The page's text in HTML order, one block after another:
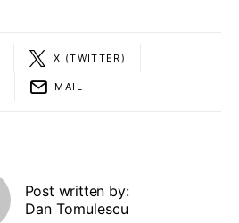
X (TWITTER)
MAIL
Post written by:
Dan Tomulescu